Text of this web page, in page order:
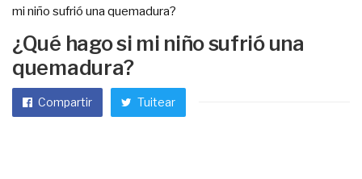
mi niño sufrió una quemadura?
¿Qué hago si mi niño sufrió una
quemadura?
Compartir Tuitear